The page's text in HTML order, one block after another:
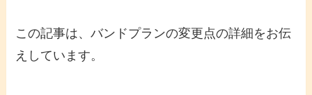
この記事は、バンドプランの変更点の詳細をお伝
えしています。